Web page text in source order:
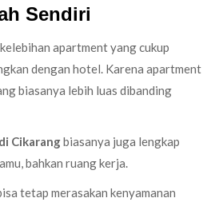
Sendiri
apartment yang cukup
dengan hotel. Karena apartment
biasanya lebih luas dibanding
Cikarangbiasanya juga lengkap
bahkan ruang kerja.
tetap merasakan kenyamanan